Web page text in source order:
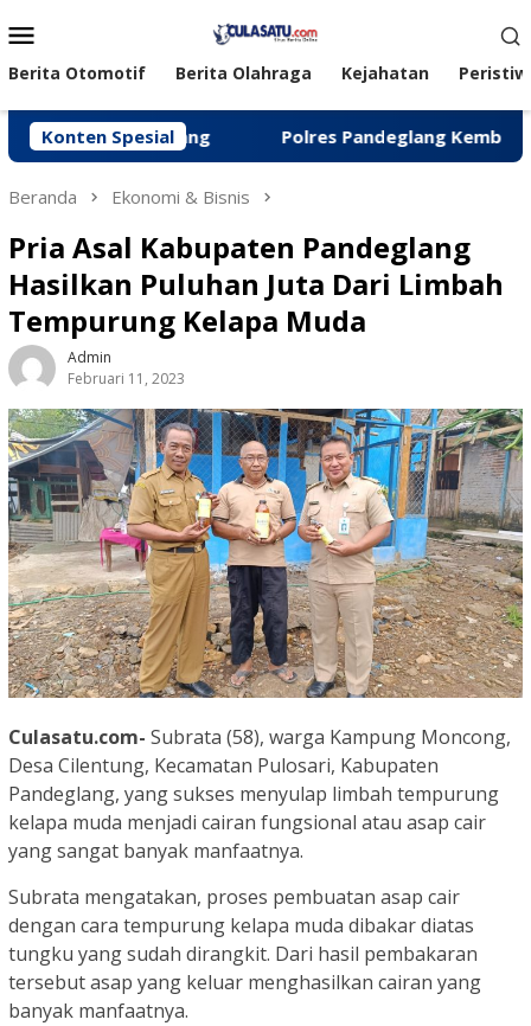
ke
kontenMobile
Berita Otomotif Berita Olahraga Kejahatan
Konten Spesial
Pandeglang ‎Polres Pandeglang Kembalikan
Beranda Ekonomi & Bisnis
Pria Asal Kabupaten Pandeglang
Hasilkan Puluhan Juta Dari Limbah
Tempurung Kelapa Muda
Admin
Februari 11, 2023
Culasatu.com- Subrata (58), warga Kampung Moncong,
Desa Cilentung, Kecamatan Pulosari, Kabupaten
Pandeglang, yang sukses menyulap limbah tempurung
kelapa muda menjadi cairan fungsional atau asap cair
yang sangat banyak manfaatnya.
Subrata mengatakan, proses pembuatan asap cair
dengan cara tempurung kelapa muda dibakar diatas
tungku yang sudah dirangkit. Dari hasil pembakaran
tersebut asap yang keluar menghasilkan cairan yang
banyak manfaatnya.